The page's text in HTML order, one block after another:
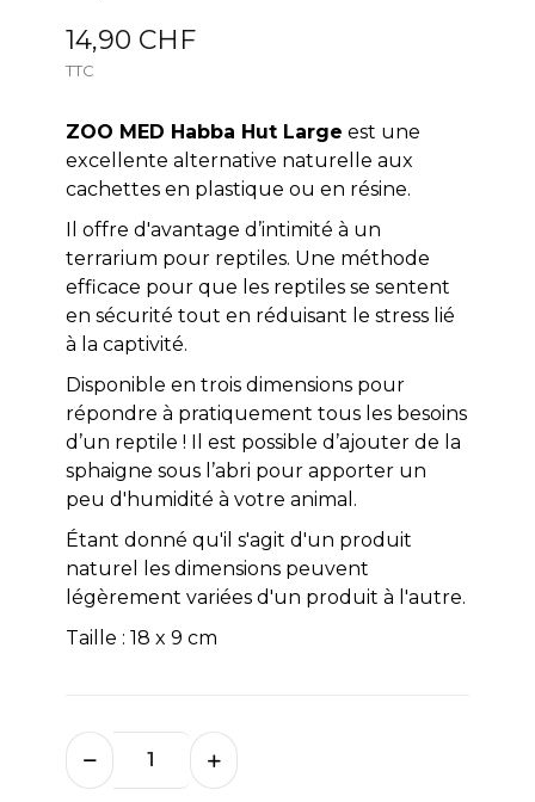
14,90 CHF
TTC
ZOO MED Habba Hut Large est une
excellente alternative naturelle aux
cachettes en plastique ou en résine.
Il offre d'avantage d’intimité à un
terrarium pour reptiles. Une méthode
efficace pour que les reptiles se sentent
en sécurité tout en réduisant le stress lié
à la captivité.
Disponible en trois dimensions pour
répondre à pratiquement tous les besoins
d’un reptile ! Il est possible d’ajouter de la
sphaigne sous l’abri pour apporter un
peu d'humidité à votre animal.
Étant donné qu'il s'agit d'un produit
naturel les dimensions peuvent
légèrement variées d'un produit à l'autre.
Taille : 18 x 9 cm